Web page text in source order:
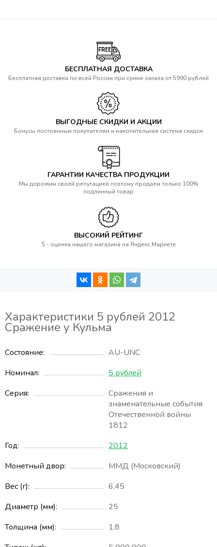
БЕСПЛАТНАЯ ДОСТАВКА
Бесплатная доставка по всей России при сумме заказа от 5990 рублей
ВЫГОДНЫЕ СКИДКИ И АКЦИИ
Бонусы постоянным покупателям и накопительная система скидок
ГАРАНТИИ КАЧЕСТВА ПРОДУКЦИИ
Мы дорожим своей репутацией поэтому продаем только 100%
подлинный товар
ВЫСОКИЙ РЕЙТИНГ
5 - оценка нашего магазина на Яндекс.Маркете
Характеристики 5 рублей 2012
Сражение у Кульма
Состояние
AU-UNC
Номинал
5 рублей
Серия
Сражения и
знаменательные события
Отечественной войны
1812
Год
2012
Монетный двор
ММД (Московский)
Вес (г)
6,45
Диаметр (мм)
25
Толщина (мм)
1,8